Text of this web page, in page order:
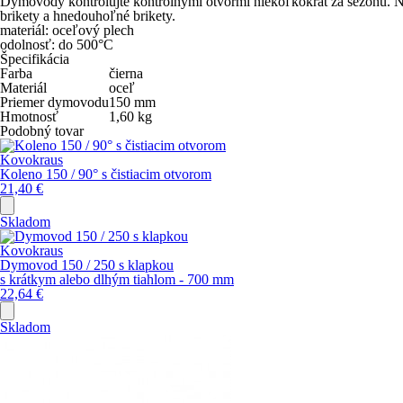
brikety a hnedouhoľné brikety.
materiál: oceľový plech
odolnosť: do 500°C
Špecifikácia
Farba
čierna
Materiál
oceľ
Priemer dymovodu150 mm
Hmotnosť
1,60 kg
Podobný tovar
Kovokraus
Koleno 150 / 90° s čistiacim otvorom
21,40 €
Skladom
Kovokraus
Dymovod 150 / 250 s klapkou
s krátkym alebo dlhým tiahlom - 700 mm
22,64 €
Skladom